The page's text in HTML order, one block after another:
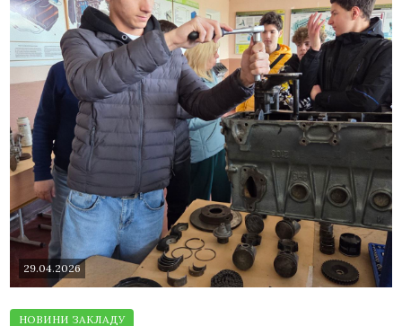
29.04.2026